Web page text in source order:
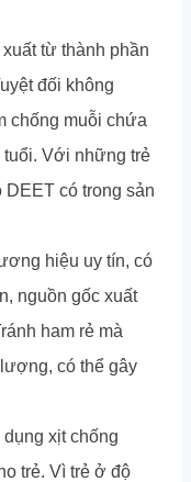
từ thành phần
đối không
chống muỗi chứa
Với những trẻ
DEET có trong sản
hiệu uy tín, có
nguồn gốc xuất
ham rẻ mà
có thể gây
xịt chống
trẻ. Vì trẻ ở độ